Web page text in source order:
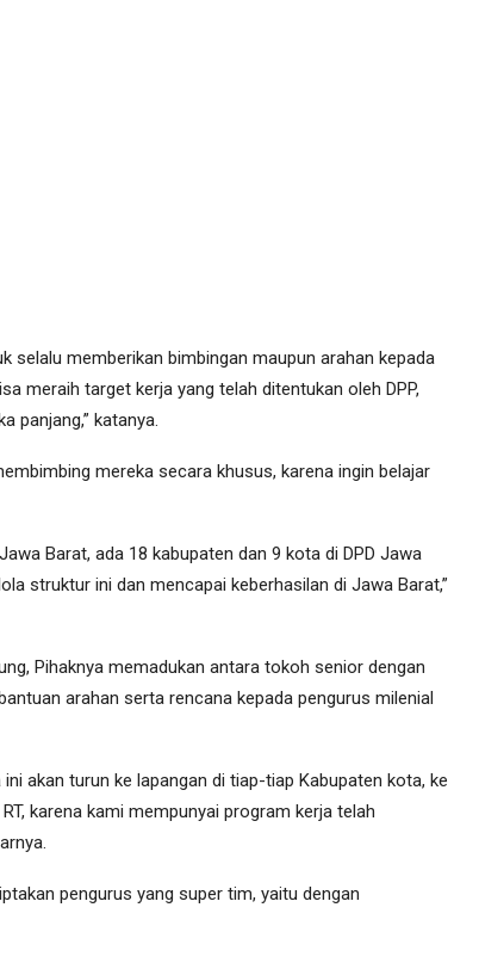
selalu memberikan bimbingan maupun arahan kepada
meraih target kerja yang telah ditentukan oleh DPP,
panjang,” katanya.
mereka secara khusus, karena ingin belajar
Barat, ada 18 kabupaten dan 9 kota di DPD Jawa
struktur ini dan mencapai keberhasilan di Jawa Barat,”
Pihaknya memadukan antara tokoh senior dengan
arahan serta rencana kepada pengurus milenial
akan turun ke lapangan di tiap-tiap Kabupaten kota, ke
karena kami mempunyai program kerja telah
pengurus yang super tim, yaitu dengan